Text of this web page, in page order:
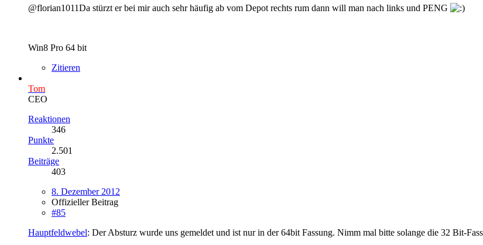
@florian1011Da stürzt er bei mir auch sehr häufig ab vom Depot rechts rum dann will man nach links und PENG
Win8 Pro 64 bit
Zitieren
Tom
CEO
Reaktionen
346
Punkte
2.501
Beiträge
403
8. Dezember 2012
Offizieller Beitrag
#85
Hauptfeldwebel: Der Absturz wurde uns gemeldet und ist nur in der 64bit Fassung. Nimm mal bitte solange die 32 Bit-